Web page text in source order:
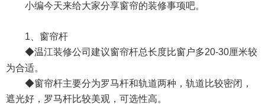
小编今天来给大家分享窗帘的装修事项吧。
1 、窗帘杆
◆温江装修公司 建议窗帘杆总长度比窗户多20-30厘米较
为合适。
◆窗帘杆主要分为罗马杆和轨道两种，轨道比较密闭，
遮光好，罗马杆比较美观，可选性高。